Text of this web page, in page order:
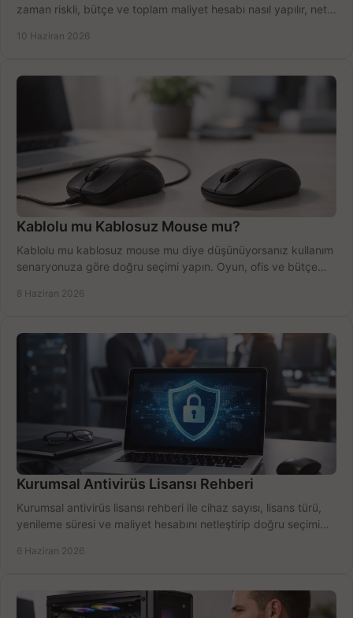
zaman riskli, bütçe ve toplam maliyet hesabı nasıl yapılır, net
10 Haziran 2026
Kablolu mu Kablosuz Mouse mu?
Kablolu mu kablosuz mouse mu diye düşünüyorsanız kullanım
senaryonuza göre doğru seçimi yapın. Oyun, ofis ve bütçe
8 Haziran 2026
Kurumsal Antivirüs Lisansı Rehberi
Kurumsal antivirüs lisansı rehberi ile cihaz sayısı, lisans türü,
yenileme süresi ve maliyet hesabını netleştirip doğru seçimi
6 Haziran 2026